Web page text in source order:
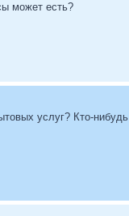
может есть?
услуг? Кто-